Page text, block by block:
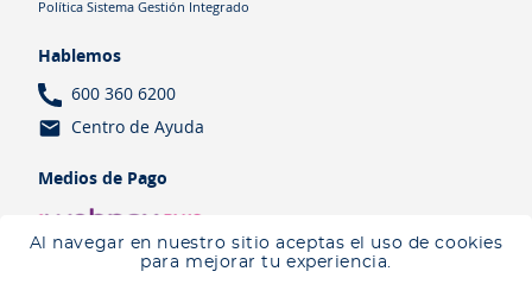
Al navegar en nuestro sitio aceptas el uso de cookies
para mejorar tu experiencia.
Política Sistema Gestión Integrado
Hablemos
600 360 6200
Centro de Ayuda
Medios de Pago